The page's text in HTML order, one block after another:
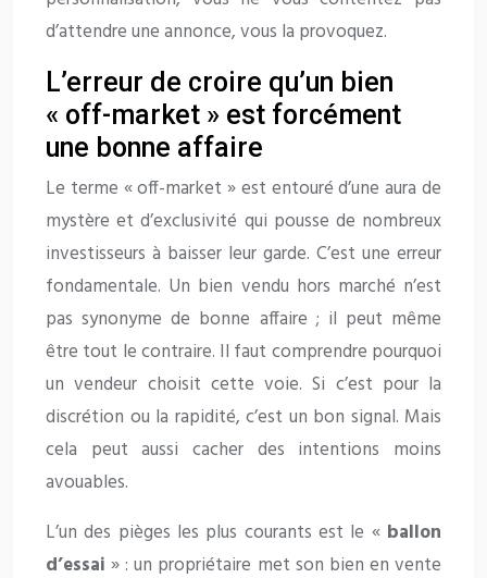
d’attendre une annonce, vous la provoquez.
L’erreur de croire qu’un bien
« off-market » est forcément
une bonne affaire
Le terme « off-market » est entouré d’une aura de
mystère et d’exclusivité qui pousse de nombreux
investisseurs à baisser leur garde. C’est une erreur
fondamentale. Un bien vendu hors marché n’est
pas synonyme de bonne affaire ; il peut même
être tout le contraire. Il faut comprendre pourquoi
un vendeur choisit cette voie. Si c’est pour la
discrétion ou la rapidité, c’est un bon signal. Mais
cela peut aussi cacher des intentions moins
avouables.
L’un des pièges les plus courants est le « ballon
d’essai » : un propriétaire met son bien en vente